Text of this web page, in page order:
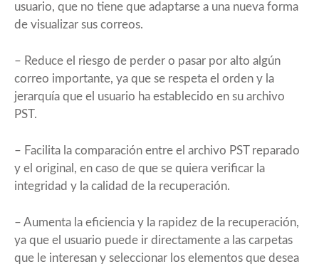
usuario, que no tiene que adaptarse a una nueva forma
de visualizar sus correos.
– Reduce el riesgo de perder o pasar por alto algún
correo importante, ya que se respeta el orden y la
jerarquía que el usuario ha establecido en su archivo
PST.
– Facilita la comparación entre el archivo PST reparado
y el original, en caso de que se quiera verificar la
integridad y la calidad de la recuperación.
– Aumenta la eficiencia y la rapidez de la recuperación,
ya que el usuario puede ir directamente a las carpetas
que le interesan y seleccionar los elementos que desea